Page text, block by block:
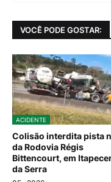
VOCÊ PODE GOSTAR:
ACIDENTE
Colisão interdita pista
da Rodovia Régis
Bittencourt, em
da Serra